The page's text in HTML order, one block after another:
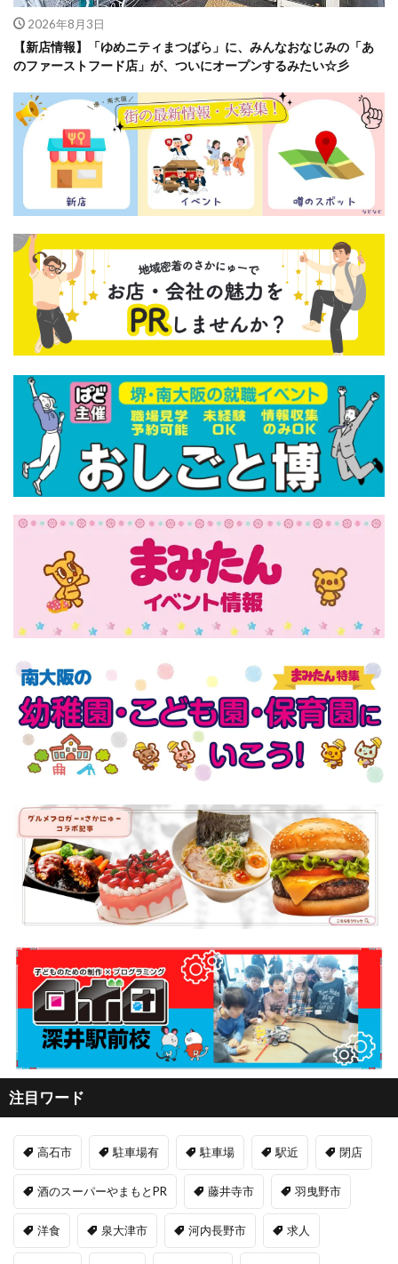
2026年8月3日
【新店情報】「ゆめニティまつばら」に、みんなおなじみの「あ
のファーストフード店」が、ついにオープンするみたい☆彡
注目ワード
高石市 駐車場有 駐車場 駅近 閉店
酒のスーパーやまもとPR 藤井寺市 羽曳野市
洋食 泉大津市 河内長野市 求人